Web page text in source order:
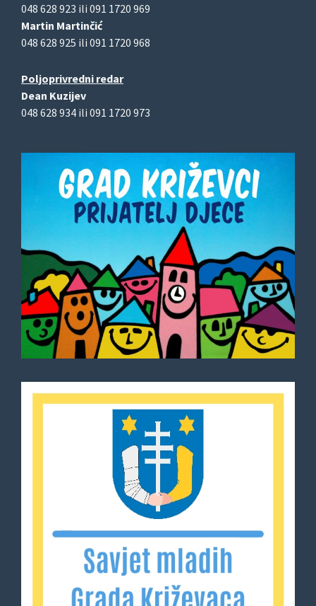
048 628 923 ili 091 1720 969
Martin Martinčić
048 628 925 ili 091 1720 968
Poljoprivredni redar
Dean Kuzijev
048 628 934 ili 091 1720 973